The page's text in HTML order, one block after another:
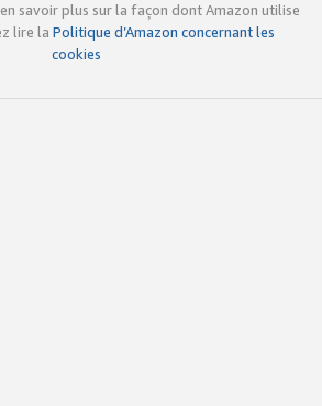
savoir plus sur la façon dont Amazon utilise
lire la Politique d’Amazon concernant les
cookies